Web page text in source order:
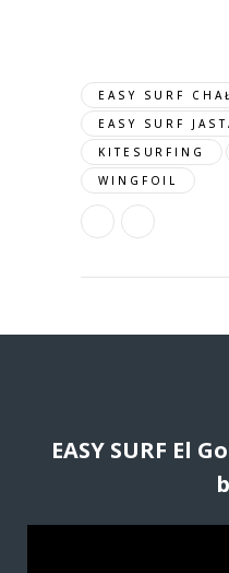
EASY SURF
EASY SURF
KITESURFING
WINGFOIL
EASY SURF El